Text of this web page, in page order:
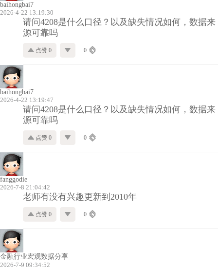
baihongbai7
2026-4-22 13:19:30
请问4208是什么口径？以及缺失情况如何，数据来
源可靠吗
点赞 0 0
baihongbai7
2026-4-22 13:19:47
请问4208是什么口径？以及缺失情况如何，数据来
源可靠吗
点赞 0 0
fanggodie
2026-7-8 21:04:42
老师有没有兴趣更新到2010年
点赞 0 0
金融行业宏观数据分享
2026-7-9 09:34:52